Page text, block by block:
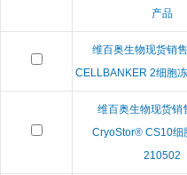
产品
维百奥生物现货销
CELLBANKER 2细胞
维百奥生物现货销
CryoStor® CS10细
210502